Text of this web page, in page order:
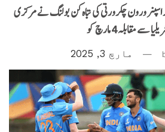
ورون چکرورتی کی تباہ کن بولنگ نے مرکزی
مقابلہ4 مارچ کو
مارچ 3, 2025